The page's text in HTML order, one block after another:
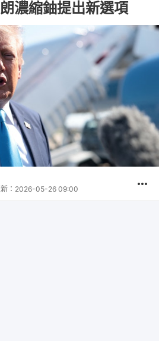
濃縮鈾提出新選項
： 2026-05-26 09:00